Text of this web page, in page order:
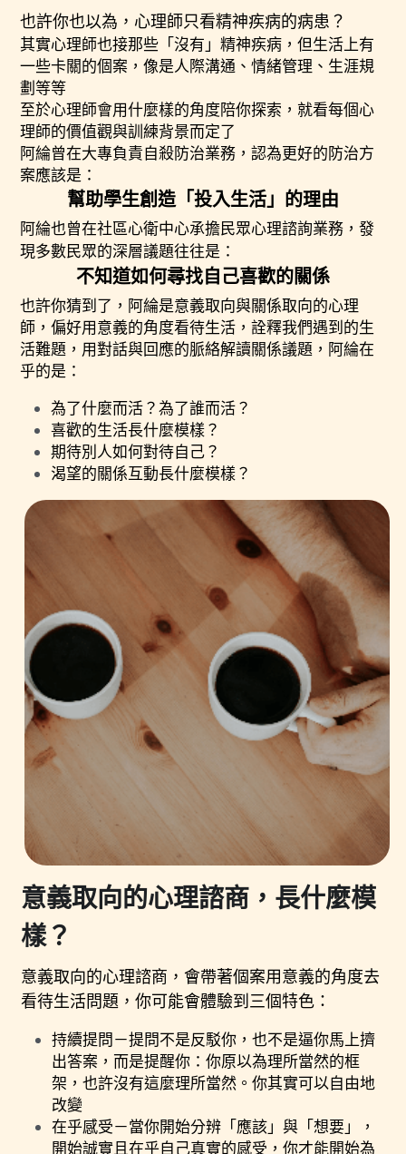
也許你也以為，心理師只看精神疾病的病患？
其實心理師也接那些「沒有」精神疾病，但生活上有
一些卡關的個案，像是人際溝通、情緒管理、生涯規
劃等等
至於心理師會用什麼樣的角度陪你探索，就看每個心
理師的價值觀與訓練背景而定了
阿綸曾在大專負責自殺防治業務，認為更好的防治方
案應該是：
幫助學生創造「投入生活」的理由
阿綸也曾在社區心衛中心承擔民眾心理諮詢業務，發
現多數民眾的深層議題往往是：
不知道如何尋找自己喜歡的關係
也許你猜到了，阿綸是意義取向與關係取向的心理
師，偏好用意義的角度看待生活，詮釋我們遇到的生
活難題，用對話與回應的脈絡解讀關係議題，阿綸在
乎的是：
為了什麼而活？為了誰而活？
喜歡的生活長什麼模樣？
期待別人如何對待自己？
渴望的關係互動長什麼模樣？
意義取向的心理諮商，長什麼模
樣？
意義取向的心理諮商，會帶著個案用意義的角度去
看待生活問題，你可能會體驗到三個特色：
持續提問－提問不是反駁你，也不是逼你馬上擠
出答案，而是提醒你：你原以為理所當然的框
架，也許沒有這麼理所當然。你其實可以自由地
改變
在乎感受－當你開始分辨「應該」與「想要」，
開始誠實且在乎自己真實的感受，你才能開始為